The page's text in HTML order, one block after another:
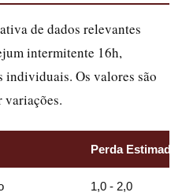
de dados relevantes
intermitente 16h,
individuais. Os valores são
variações.
Perda Estimada
1,0 - 2,0